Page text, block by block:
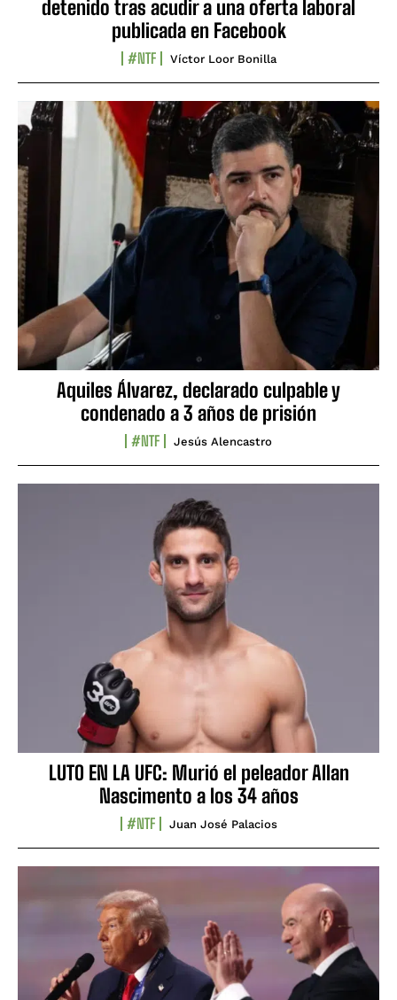
detenido tras acudir a una oferta laboral
publicada en Facebook
#NTF Víctor Loor Bonilla
Aquiles Álvarez, declarado culpable y
condenado a 3 años de prisión
#NTF Jesús Alencastro
LUTO EN LA UFC: Murió el peleador Allan
Nascimento a los 34 años
#NTF Juan José Palacios